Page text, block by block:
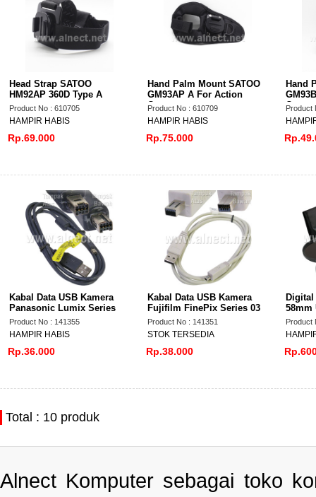
Rp.69.000
Head Strap SATOO
HM92AP 360D Type A
Product No : 610705
HAMPIR HABIS
Rp.75.000
Hand Palm Mount SATOO
GM93AP A For Action
Camera
Product No : 610709
HAMPIR HABIS
Hand
Product
Rp.36.000
Kabal Data USB Kamera
Panasonic Lumix Series
Product No : 141355
HAMPIR HABIS
Rp.38.000
Kabal Data USB Kamera
Fujifilm FinePix Series 03
Product No : 141351
STOK TERSEDIA
58mm
Product
Total : 10 produk
Alnect Komputer sebagai toko